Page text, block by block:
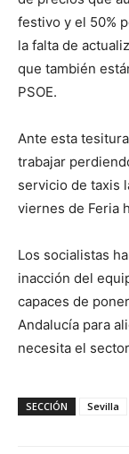
festivo y el 50%
la falta de
que también
PSOE.
Ante esta
trabajar
servicio de taxis
viernes de Feria
Los socialistas
inacción del
capaces de
Andalucía para
necesita el
SECCIÓN Sevilla